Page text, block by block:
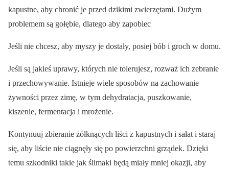
kapustne, aby chronić je przed dzikimi zwierzętami. Dużym
problemem są gołębie, dlatego aby zapobiec
Jeśli nie chcesz, aby myszy je dostały, posiej bób i groch w domu.
Jeśli są jakieś uprawy, których nie tolerujesz, rozważ ich zebranie
i przechowywanie. Istnieje wiele sposobów na zachowanie
żywności przez zimę, w tym dehydratacja, puszkowanie,
kiszenie, fermentacja i mrożenie.
Kontynuuj zbieranie żółknących liści z kapustnych i sałat i staraj
się, aby liście nie ciągnęły się po powierzchni grządek. Dzięki
temu szkodniki takie jak ślimaki będą miały mniej okazji, aby